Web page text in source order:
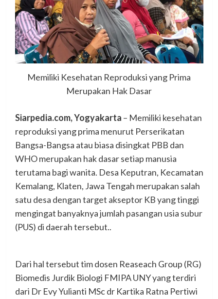
Memiliki Kesehatan Reproduksi yang Prima
Merupakan Hak Dasar
Siarpedia.com, Yogyakarta – Memiliki kesehatan
reproduksi yang prima menurut Perserikatan
Bangsa-Bangsa atau biasa disingkat PBB dan
WHO merupakan hak dasar setiap manusia
terutama bagi wanita. Desa Keputran, Kecamatan
Kemalang, Klaten, Jawa Tengah merupakan salah
satu desa dengan target akseptor KB yang tinggi
mengingat banyaknya jumlah pasangan usia subur
(PUS) di daerah tersebut..
Dari hal tersebut tim dosen Reaseach Group (RG)
Biomedis Jurdik Biologi FMIPA UNY yang terdiri
dari Dr Evy Yulianti MSc dr Kartika Ratna Pertiwi